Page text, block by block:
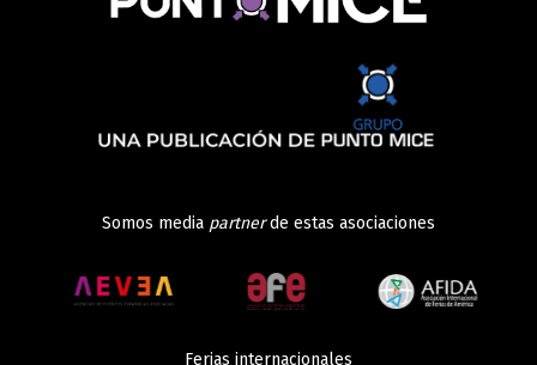
Somos media partnerde estas asociaciones
Ferias internacionales